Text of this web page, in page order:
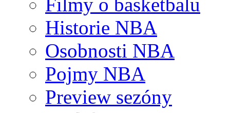
Historie NBA
Osobnosti NBA
Pojmy NBA
Preview sezóny